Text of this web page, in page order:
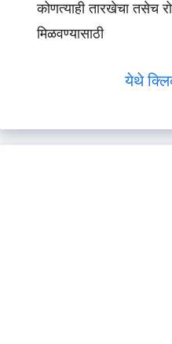
कोणत्याही तारखेचा तसेच
मिळवण्यासाठी
येथे